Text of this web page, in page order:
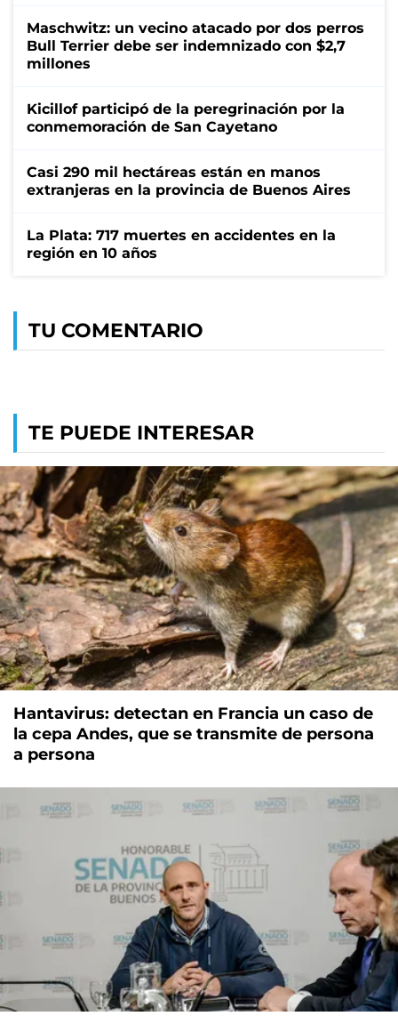
Maschwitz: un vecino atacado por dos perros
Bull Terrier debe ser indemnizado con $2,7
millones
Kicillof participó de la peregrinación por la
conmemoración de San Cayetano
Casi 290 mil hectáreas están en manos
extranjeras en la provincia de Buenos Aires
La Plata: 717 muertes en accidentes en la
región en 10 años
TU COMENTARIO
TE PUEDE INTERESAR
Hantavirus: detectan en Francia un caso de
la cepa Andes, que se transmite de persona
a persona